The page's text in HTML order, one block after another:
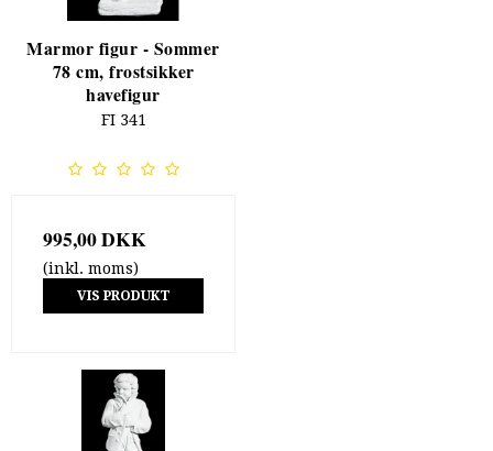
Marmor figur - Sommer
78 cm, frostsikker
havefigur
FI 341
995,00 DKK
(inkl. moms)
VIS PRODUKT